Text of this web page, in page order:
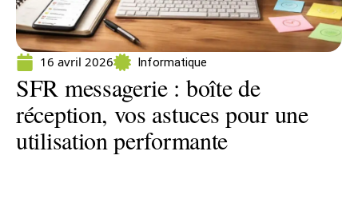
16 avril 2026 Informatique
SFR messagerie : boîte de
réception, vos astuces pour une
utilisation performante